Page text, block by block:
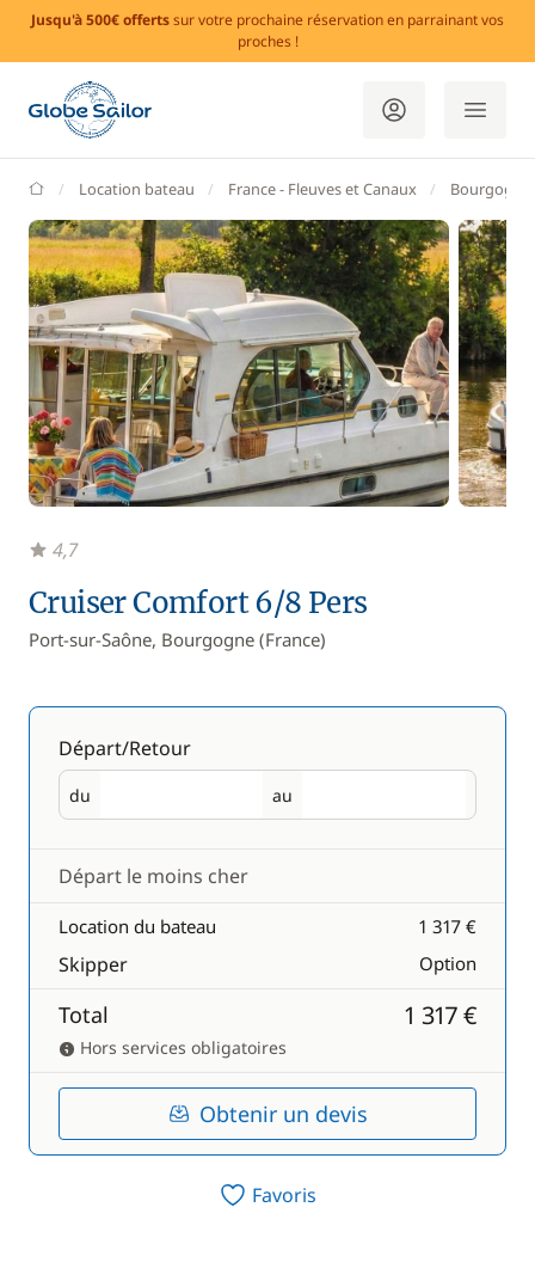
Jusqu'à 500€ offertssur votre prochaine réservation en parrainant vos
proches !
GlobeSailor
Location bateau France - Fleuves et Canaux Bourgogne
Cruiser Comfort 6/8 Pers
Port-sur-Saône, Bourgogne (France)
4,7
Départ/Retour
du
Départ au
Retour
Départ le moins cher
Location du bateau 1 317 €
Skipper Option
Total 1 317 €
Hors services obligatoires
Obtenir un devis
Favoris